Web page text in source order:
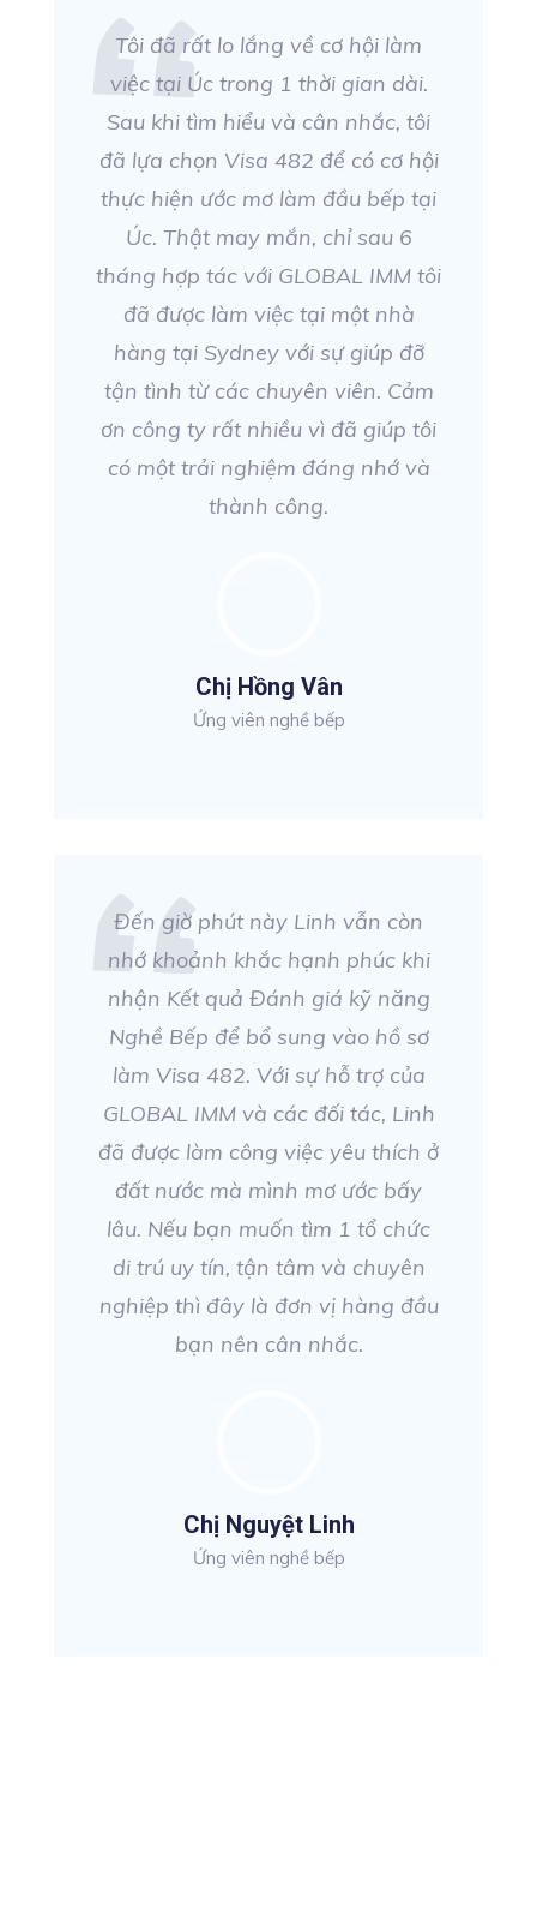
Tôi đã rất lo lắng về cơ hội làm
việc tại Úc trong 1 thời gian dài.
Sau khi tìm hiểu và cân nhắc, tôi
đã lựa chọn Visa 482 để có cơ hội
thực hiện ước mơ làm đầu bếp tại
Úc. Thật may mắn, chỉ sau 6
tháng hợp tác với GLOBAL IMM tôi
đã được làm việc tại một nhà
hàng tại Sydney với sự giúp đỡ
tận tình từ các chuyên viên. Cảm
ơn công ty rất nhiều vì đã giúp tôi
có một trải nghiệm đáng nhớ và
thành công.
Chị Hồng Vân
Ứng viên nghề bếp
Đến giờ phút này Linh vẫn còn
nhớ khoảnh khắc hạnh phúc khi
nhận Kết quả Đánh giá kỹ năng
Nghề Bếp để bổ sung vào hồ sơ
làm Visa 482. Với sự hỗ trợ của
GLOBAL IMM và các đối tác, Linh
đã được làm công việc yêu thích ở
đất nước mà mình mơ ước bấy
lâu. Nếu bạn muốn tìm 1 tổ chức
di trú uy tín, tận tâm và chuyên
nghiệp thì đây là đơn vị hàng đầu
bạn nên cân nhắc.
Chị Nguyệt Linh
Ứng viên nghề bếp